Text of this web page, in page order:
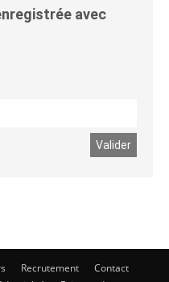
avec
Recrutement
Contact